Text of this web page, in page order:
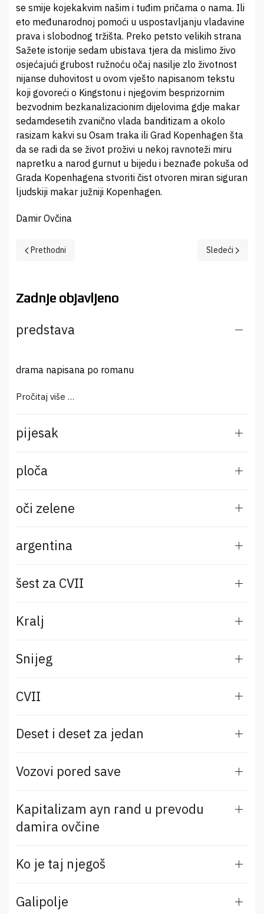
se smije kojekakvim našim i tuđim pričama o nama. Ili
eto međunarodnoj pomoći u uspostavljanju vladavine
prava i slobodnog tržišta. Preko petsto velikih strana
Sažete istorije sedam ubistava tjera da mislimo živo
osjećajući grubost ružnoću očaj nasilje zlo životnost
nijanse duhovitost u ovom vješto napisanom tekstu
koji govoreći o Kingstonu i njegovim besprizornim
bezvodnim bezkanalizacionim dijelovima gdje makar
sedamdesetih zvanično vlada banditizam a okolo
rasizam kakvi su Osam traka ili Grad Kopenhagen šta
da se radi da se život proživi u nekoj ravnoteži miru
napretku a narod gurnut u bijedu i beznađe pokuša od
Grada Kopenhagena stvoriti čist otvoren miran siguran
ljudskiji makar južniji Kopenhagen.
Damir Ovčina
Prethodni članak: Dubina
Prethodni Sledeći članak:
Sledeći
Zadnje objavljeno
predstava
drama napisana po romanu
Pročitaj više …
pijesak
ploča
oči zelene
argentina
šest za CVII
Kralj
Snijeg
CVII
Deset i deset za jedan
Vozovi pored save
Kapitalizam ayn rand u prevodu
damira ovčine
Ko je taj njegoš
Galipolje